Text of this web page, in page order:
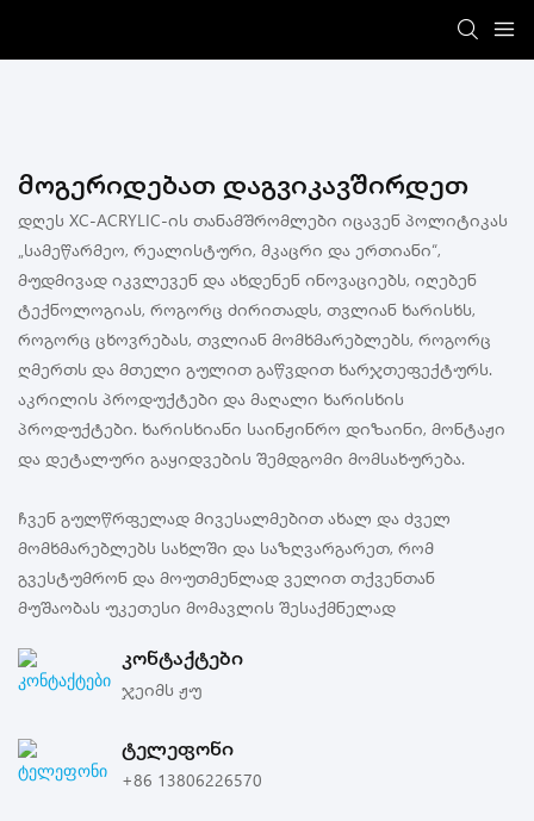
Მოგერიდებათ Დაგვიკავშირდეთ
დღეს XC-ACRYLIC-ის თანამშრომლები იცავენ პოლიტიკას
„სამეწარმეო, რეალისტური, მკაცრი და ერთიანი“,
მუდმივად იკვლევენ და ახდენენ ინოვაციებს, იღებენ
ტექნოლოგიას, როგორც ძირითადს, თვლიან ხარისხს,
როგორც ცხოვრებას, თვლიან მომხმარებლებს, როგორც
ღმერთს და მთელი გულით გაწვდით ხარჯთეფექტურს.
აკრილის პროდუქტები და მაღალი ხარისხის
პროდუქტები. ხარისხიანი საინჟინრო დიზაინი, მონტაჟი
და დეტალური გაყიდვების შემდგომი მომსახურება.
ჩვენ გულწრფელად მივესალმებით ახალ და ძველ
მომხმარებლებს სახლში და საზღვარგარეთ, რომ
გვესტუმრონ და მოუთმენლად ველით თქვენთან
მუშაობას უკეთესი მომავლის შესაქმნელად
კონტაქტები
ჯეიმს ჟუ
ტელეფონი
+86 13806226570